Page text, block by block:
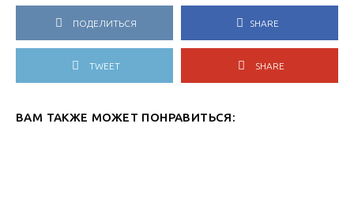
ПОДЕЛИТЬСЯ SHARE
TWEET SHARE
ВАМ ТАКЖЕ МОЖЕТ ПОНРАВИТЬСЯ: